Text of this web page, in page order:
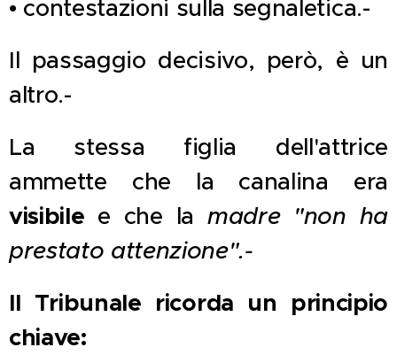
• contestazioni sulla segnaletica.-
Il passaggio decisivo, però, è un
altro.-
La stessa figlia dell'attrice
ammette che la canalina era
visibile e che la madre "non ha
prestato attenzione".-
Il Tribunale ricorda un principio
chiave: